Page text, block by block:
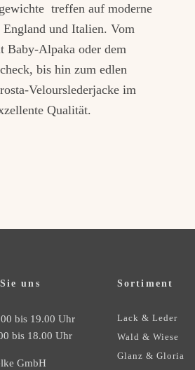
treffen auf moderne
und Italien. Vom
Baby-Alpaka oder dem
bis hin zum edlen
Velourslederjacke im
Qualität.
uns
bis 19.00 Uhr
bis 18.00 Uhr
GmbH
Sortiment
Lack & Leder
Wald & Wiese
Glanz & Gloria